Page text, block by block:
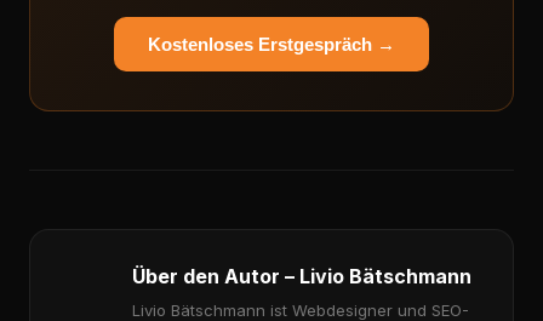
Kostenloses Erstgespräch →
Über den Autor – Livio Bätschmann
Livio Bätschmann ist Webdesigner und SEO-